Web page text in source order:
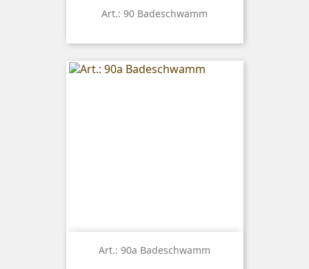
Art.: 90 Badeschwamm
Art.: 90a Badeschwamm